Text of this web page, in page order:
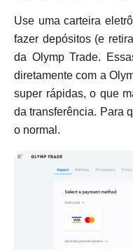
Use uma carteira
fazer depósitos (e
da Olymp Trade.
diretamente com a
super rápidas, o que
da transferência. Para
o normal.